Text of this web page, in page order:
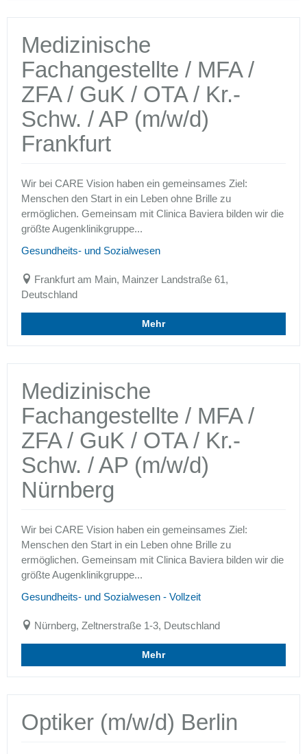
Medizinische
Fachangestellte / MFA /
ZFA / GuK / OTA / Kr.-
Schw. / AP (m/w/d)
Frankfurt
Wir bei CARE Vision haben ein gemeinsames Ziel:
Menschen den Start in ein Leben ohne Brille zu
ermöglichen. Gemeinsam mit Clinica Baviera bilden wir die
größte Augenklinikgruppe...
Gesundheits- und Sozialwesen
Frankfurt am Main, Mainzer Landstraße 61,
Deutschland
Mehr
Medizinische
Fachangestellte / MFA /
ZFA / GuK / OTA / Kr.-
Schw. / AP (m/w/d)
Nürnberg
Wir bei CARE Vision haben ein gemeinsames Ziel:
Menschen den Start in ein Leben ohne Brille zu
ermöglichen. Gemeinsam mit Clinica Baviera bilden wir die
größte Augenklinikgruppe...
Gesundheits- und Sozialwesen - Vollzeit
Nürnberg, Zeltnerstraße 1-3, Deutschland
Mehr
Optiker (m/w/d) Berlin